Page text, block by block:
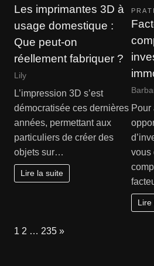
Les imprimantes 3D à
usage domestique :
Que peut-on
réellement fabriquer ?
Lily
L’impression 3D s’est
démocratisée ces dernières
années, permettant aux
particuliers de créer des
objets sur…
Lire la suite
Pour
vous
Lire
Page:
1 2 … 235 Next
»